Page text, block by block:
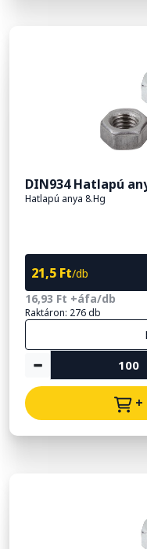
DIN934 Hatlapú
Hatlapú anya 8.Hg
21,5 Ft/db
16,93 Ft +áfa/db
Raktáron: 276 db
+